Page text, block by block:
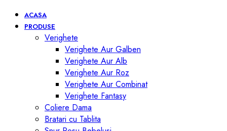
ACASA
PRODUSE
Verighete
Verighete Aur Galben
Verighete Aur Alb
Verighete Aur Roz
Verighete Aur Combinat
Verighete Fantasy
Coliere Dama
Bratari cu Tablita